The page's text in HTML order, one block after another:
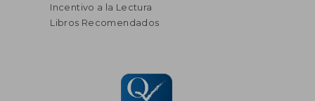
Incentivo a la Lectura
Libros Recomendados